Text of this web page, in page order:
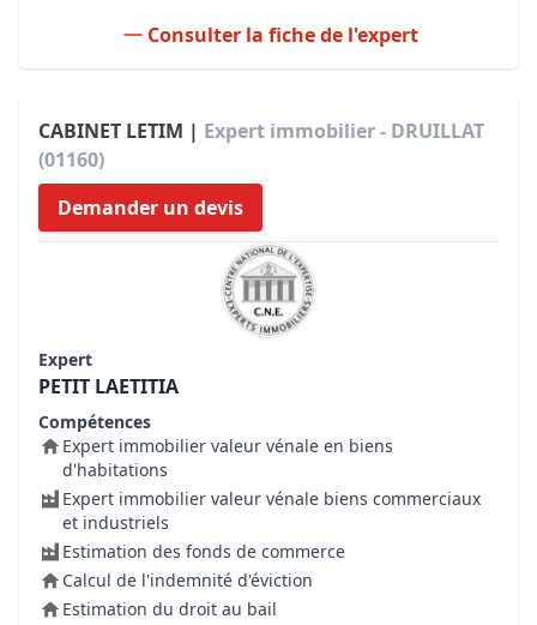
Consulter la fiche de l'expert
CABINET LETIM | Expert immobilier - DRUILLAT
(01160)
Demander un devis
Expert
PETIT LAETITIA
Compétences
Expert immobilier valeur vénale en biens
d'habitations
Expert immobilier valeur vénale biens commerciaux
et industriels
Estimation des fonds de commerce
Calcul de l'indemnité d'éviction
Estimation du droit au bail